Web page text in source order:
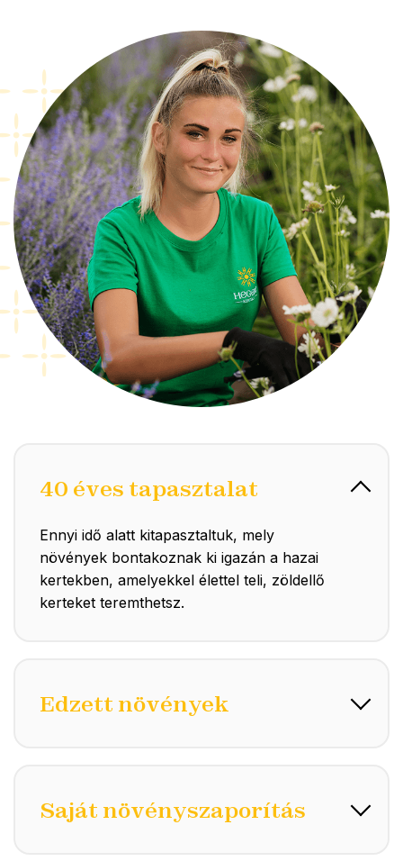
40 éves tapasztalat
Ennyi idő alatt kitapasztaltuk, mely
növények bontakoznak ki igazán a hazai
kertekben, amelyekkel élettel teli, zöldellő
kerteket teremthetsz.
Edzett növények
Saját növényszaporítás